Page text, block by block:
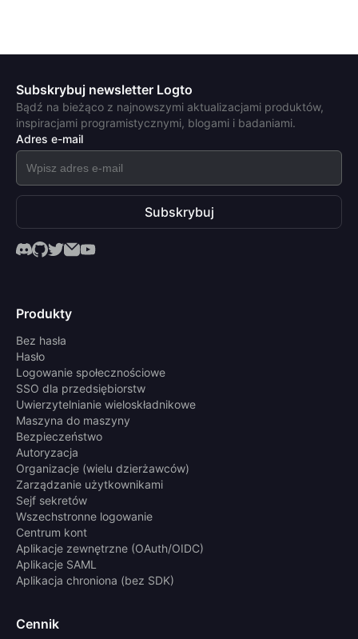
Subskrybuj newsletter Logto
Bądź na bieżąco z najnowszymi aktualizacjami produktów,
inspiracjami programistycznymi, blogami i badaniami.
Adres e-mail
Subskrybuj
Produkty
Bez hasła
Hasło
Logowanie społecznościowe
SSO dla przedsiębiorstw
Uwierzytelnianie wieloskładnikowe
Maszyna do maszyny
Bezpieczeństwo
Autoryzacja
Organizacje (wielu dzierżawców)
Zarządzanie użytkownikami
Sejf sekretów
Wszechstronne logowanie
Centrum kont
Aplikacje zewnętrzne (OAuth/OIDC)
Aplikacje SAML
Aplikacja chroniona (bez SDK)
Cennik